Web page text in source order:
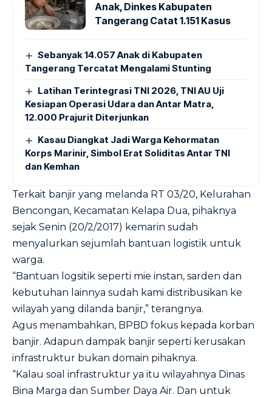
Anak, Dinkes Kabupaten
Tangerang Catat 1.151 Kasus
Sebanyak 14.057 Anak di Kabupaten
Tangerang Tercatat Mengalami Stunting
Latihan Terintegrasi TNI 2026, TNI AU Uji
Kesiapan Operasi Udara dan Antar Matra,
12.000 Prajurit Diterjunkan
Kasau Diangkat Jadi Warga Kehormatan
Korps Marinir, Simbol Erat Soliditas Antar TNI
dan Kemhan
Terkait banjir yang melanda RT 03/20, Kelurahan
Bencongan, Kecamatan Kelapa Dua, pihaknya
sejak Senin (20/2/2017) kemarin sudah
menyalurkan sejumlah bantuan logistik untuk
warga.
“Bantuan logsitik seperti mie instan, sarden dan
kebutuhan lainnya sudah kami distribusikan ke
wilayah yang dilanda banjir,” terangnya.
Agus menambahkan, BPBD fokus kepada korban
banjir. Adapun dampak banjir seperti kerusakan
infrastruktur bukan domain pihaknya.
“Kalau soal infrastruktur ya itu wilayahnya Dinas
Bina Marga dan Sumber Daya Air. Dan untuk